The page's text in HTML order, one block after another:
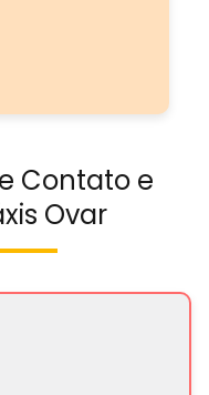
Contato e
Ovar